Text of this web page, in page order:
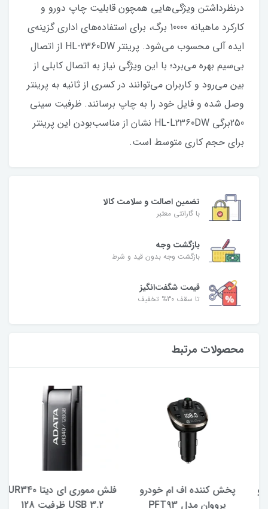
درنظرداشتن ویژگی‌هایی همچون قابلیت چاپ دورو و
کارکرد ماهیانه 10000 برگ، برای استفاده‌های اداری گزینه‌ی
ایده آلی محسوب می‌شود. پرینتر HL-2360DW از اتصال
بی‌سیم بهره می‌برد؛ با این ویژگی نیاز به اتصال کابلی از
بین می‌رود و کاربران می‌توانند در کسری از ثانیه به پرینتر
وصل شده و فایل خود را به چاپ برسانند. ظرفیت سینی
250برگی HL-L2360DW نشان از مناسب‌بودن این پرینتر
برای حجم کاری متوسط است.
تضمین اصالت و سلامت کالا
با گارانتی معتبر
بازگشت وجه
بازگشت وجه بدون قید و شرط
قیمت شگفت‌انگیز
تا سقف 30% تخفیف
محصولات مرتبط
پخش کننده اف ام خودرو
پرووان مدل PFT93
فلش مموری ای دیتا UR340
USB 3.2 ظرفیت 128